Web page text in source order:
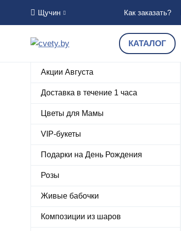
Щучин Как заказать?
КАТАЛОГ
Акции Августа
Доставка в течение 1 часа
Цветы для Мамы
VIP-букеты
Подарки на День Рождения
Розы
Живые бабочки
Композиции из шаров